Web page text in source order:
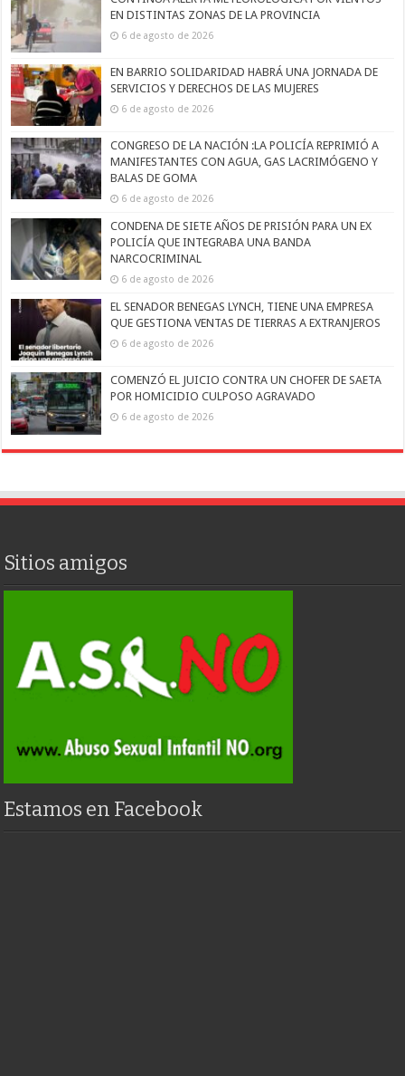
EN DISTINTAS ZONAS DE LA PROVINCIA
6 de agosto de 2026
EN BARRIO SOLIDARIDAD HABRÁ UNA JORNADA DE
SERVICIOS Y DERECHOS DE LAS MUJERES
6 de agosto de 2026
CONGRESO DE LA NACIÓN :LA POLICÍA REPRIMIÓ A
MANIFESTANTES CON AGUA, GAS LACRIMÓGENO Y
BALAS DE GOMA
6 de agosto de 2026
CONDENA DE SIETE AÑOS DE PRISIÓN PARA UN EX
POLICÍA QUE INTEGRABA UNA BANDA
NARCOCRIMINAL
6 de agosto de 2026
EL SENADOR BENEGAS LYNCH, TIENE UNA EMPRESA
QUE GESTIONA VENTAS DE TIERRAS A EXTRANJEROS
6 de agosto de 2026
COMENZÓ EL JUICIO CONTRA UN CHOFER DE SAETA
POR HOMICIDIO CULPOSO AGRAVADO
6 de agosto de 2026
Sitios amigos
Estamos en Facebook